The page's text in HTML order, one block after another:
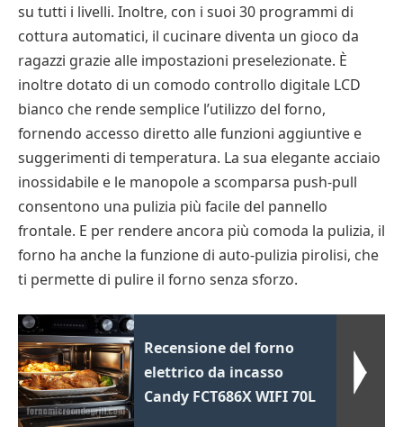
su tutti i livelli. Inoltre, con i suoi 30 programmi di
cottura automatici, il cucinare diventa un gioco da
ragazzi grazie alle impostazioni preselezionate. È
inoltre dotato di un comodo controllo digitale LCD
bianco che rende semplice l’utilizzo del forno,
fornendo accesso diretto alle funzioni aggiuntive e
suggerimenti di temperatura. La sua elegante acciaio
inossidabile e le manopole a scomparsa push-pull
consentono una pulizia più facile del pannello
frontale. E per rendere ancora più comoda la pulizia, il
forno ha anche la funzione di auto-pulizia pirolisi, che
ti permette di pulire il forno senza sforzo.
Recensione del forno
elettrico da incasso
Candy FCT686X WIFI 70L